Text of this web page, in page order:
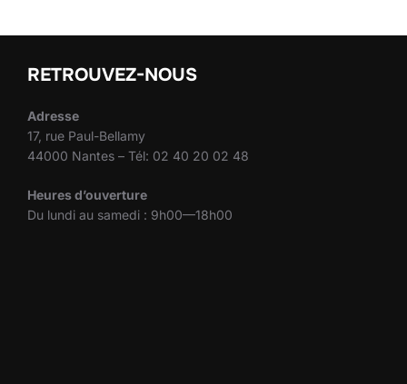
RETROUVEZ-NOUS
Adresse
17, rue Paul-Bellamy
44000 Nantes – Tél: 02 40 20 02 48
Heures d’ouverture
Du lundi au samedi : 9h00—18h00